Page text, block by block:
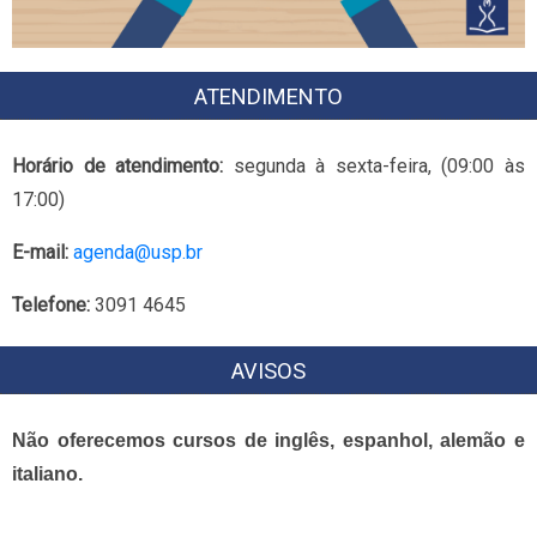
ATENDIMENTO
Horário de atendimento: segunda à sexta-feira, (09:00 às
17:00)
E-mail: agenda@usp.br
Telefone: 3091 4645
AVISOS
Não oferecemos cursos de inglês, espanhol, alemão e
italiano.